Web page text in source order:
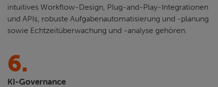
intuitives Workflow-Design, Plug-and-Play-Integrationen
und APIs, robuste Aufgabenautomatisierung und -planung
sowie Echtzeitüberwachung und -analyse gehören.
6.
KI-Governance